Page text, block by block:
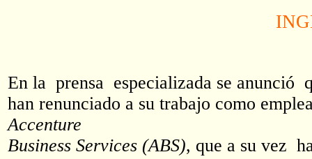
En la prensa especializada se anunció
han renunciado a su trabajo como
Accenture
Business Services (ABS), que a su vez